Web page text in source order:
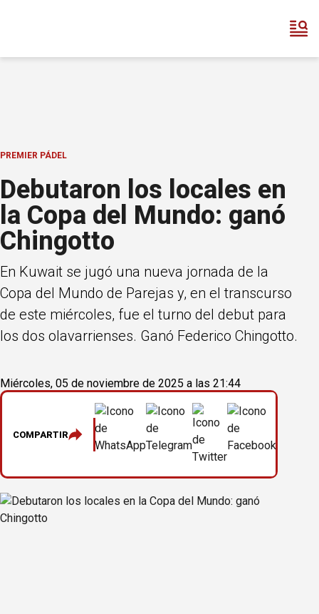
PREMIER PÁDEL
Debutaron los locales en
la Copa del Mundo: ganó
Chingotto
En Kuwait se jugó una nueva jornada de la
Copa del Mundo de Parejas y, en el transcurso
de este miércoles, fue el turno del debut para
los dos olavarrienses. Ganó Federico Chingotto.
Miércoles, 05 de noviembre de 2025 a las 21:44
COMPARTIR